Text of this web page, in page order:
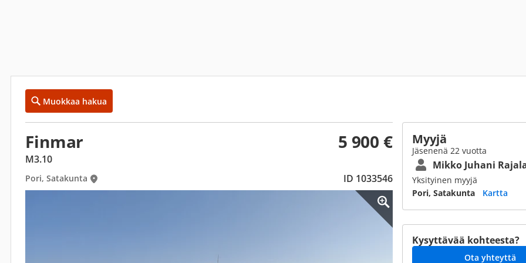
Muokkaa hakua
Finmar 5 900 €
M3.10
Pori, Satakunta ID 1033546
Myyjä
Jäsenenä 22 vuotta
Mikko Juhani
Yksityinen myyjä
Pori, Satakunta
Kartta
Kysyttävää kohteesta?
Ota yhteyttä